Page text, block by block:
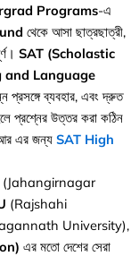
Programs-এ
থেকে আসা ছাত্রছাত্রী,
SAT (Scholastic
Language
প্রসঙ্গে ব্যবহার, এবং দ্রুত
প্রশ্নের উত্তর করা কঠিন
আর এর জন্য SAT High
(Jahangirnagar
(Rajshahi
University),
এর মতো দেশের সেরা